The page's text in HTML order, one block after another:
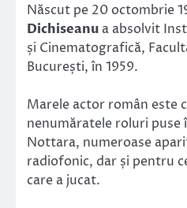
Născut pe 20 octombrie
Dichiseanu a absolvit
și Cinematografică,
București, în 1959.
Marele actor român este
nenumăratele roluri puse
Nottara, numeroase
radiofonic, dar și pentru
care a jucat.